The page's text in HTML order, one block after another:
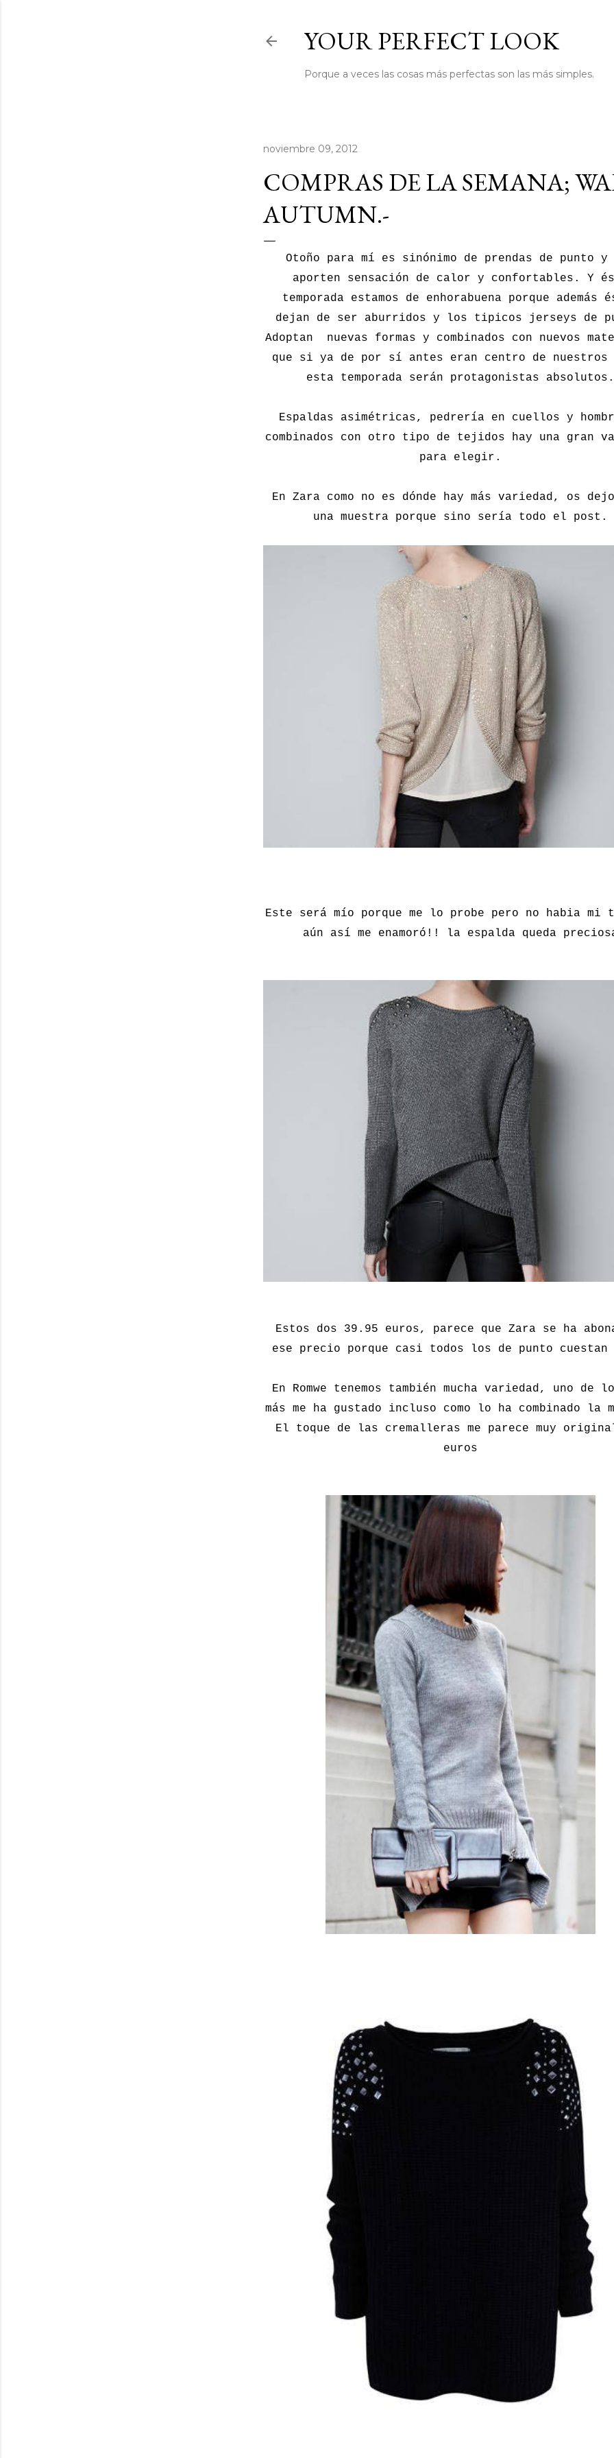
YOUR PERFECT LOOK
Porque a veces las cosas más perfectas son las más simples.
noviembre 09, 2012
COMPRAS DE LA SEMANA;
AUTUMN.-
Otoño para mí es sinónimo de prendas de punto y
aporten sensación de calor y confortables. Y
temporada estamos de enhorabuena porque además
dejan de ser aburridos y los tipicos jerseys de
Adoptan nuevas formas y combinados con nuevos
que si ya de por sí antes eran centro de nuestros
esta temporada serán protagonistas absolutos.
Espaldas asimétricas, pedrería en cuellos y
combinados con otro tipo de tejidos hay una gran
para elegir.
En Zara como no es dónde hay más variedad, os
una muestra porque sino sería todo el post.
Este será mío porque me lo probe pero no habia
aún así me enamoró!! la espalda queda
Estos dos 39.95 euros, parece que Zara se ha
ese precio porque casi todos los de punto
En Romwe tenemos también mucha variedad, uno de
más me ha gustado incluso como lo ha combinado la
El toque de las cremalleras me parece muy
euros